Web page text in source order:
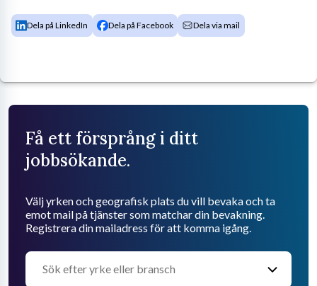
Dela på LinkedIn Dela på Facebook Dela via mail
Få ett försprång i ditt
jobbsökande.
Välj yrken och geografisk plats du vill bevaka och ta
emot mail på tjänster som matchar din bevakning.
Registrera din mailadress för att komma igång.